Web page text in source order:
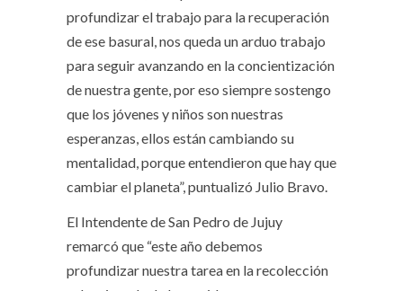
profundizar el trabajo para la recuperación
de ese basural, nos queda un arduo trabajo
para seguir avanzando en la concientización
de nuestra gente, por eso siempre sostengo
que los jóvenes y niños son nuestras
esperanzas, ellos están cambiando su
mentalidad, porque entendieron que hay que
cambiar el planeta”, puntualizó Julio Bravo.
El Intendente de San Pedro de Jujuy
remarcó que “este año debemos
profundizar nuestra tarea en la recolección